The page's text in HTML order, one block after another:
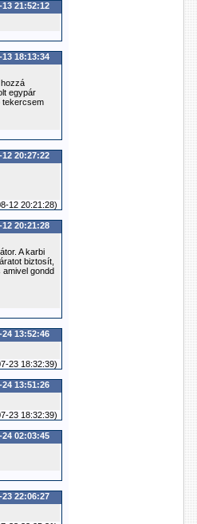
13 21:52:12
13 18:13:34
egypár
tekercsem
12 20:27:22
12 20:21:28)
12 20:21:28
A karbi
biztosít,
gondd
24 13:52:46
23 18:32:39)
24 13:51:26
23 18:32:39)
24 02:03:45
23 22:06:27